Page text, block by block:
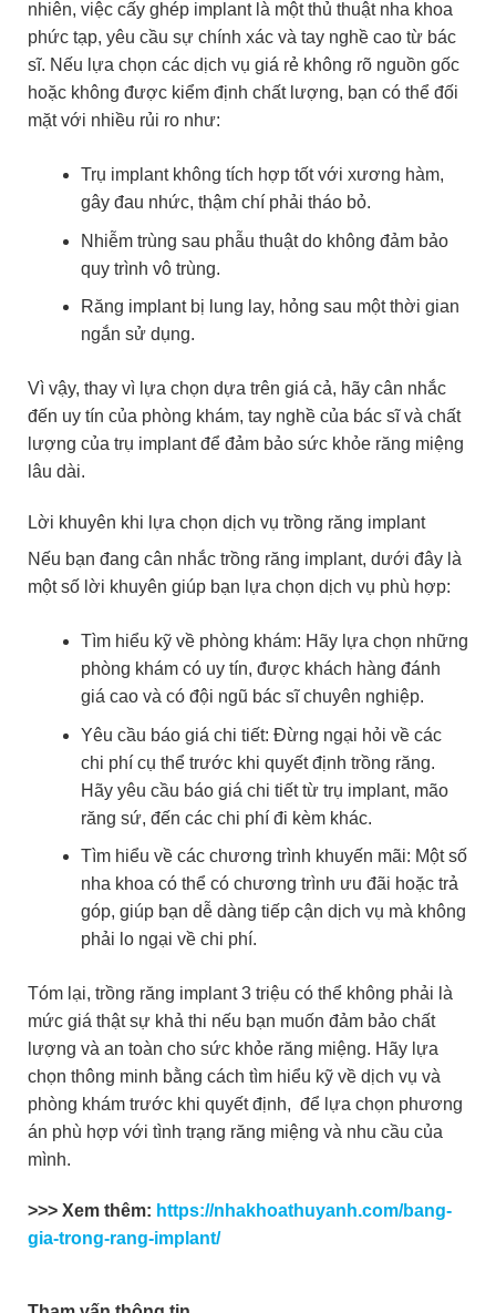
nhiên, việc cấy ghép implant là một thủ thuật nha khoa
phức tạp, yêu cầu sự chính xác và tay nghề cao từ bác
sĩ. Nếu lựa chọn các dịch vụ giá rẻ không rõ nguồn gốc
hoặc không được kiểm định chất lượng, bạn có thể đối
mặt với nhiều rủi ro như:
Trụ implant không tích hợp tốt với xương hàm,
gây đau nhức, thậm chí phải tháo bỏ.
Nhiễm trùng sau phẫu thuật do không đảm bảo
quy trình vô trùng.
Răng implant bị lung lay, hỏng sau một thời gian
ngắn sử dụng.
Vì vậy, thay vì lựa chọn dựa trên giá cả, hãy cân nhắc
đến uy tín của phòng khám, tay nghề của bác sĩ và chất
lượng của trụ implant để đảm bảo sức khỏe răng miệng
lâu dài.
Lời khuyên khi lựa chọn dịch vụ trồng răng implant
Nếu bạn đang cân nhắc trồng răng implant, dưới đây là
một số lời khuyên giúp bạn lựa chọn dịch vụ phù hợp:
Tìm hiểu kỹ về phòng khám: Hãy lựa chọn những
phòng khám có uy tín, được khách hàng đánh
giá cao và có đội ngũ bác sĩ chuyên nghiệp.
Yêu cầu báo giá chi tiết: Đừng ngại hỏi về các
chi phí cụ thể trước khi quyết định trồng răng.
Hãy yêu cầu báo giá chi tiết từ trụ implant, mão
răng sứ, đến các chi phí đi kèm khác.
Tìm hiểu về các chương trình khuyến mãi: Một số
nha khoa có thể có chương trình ưu đãi hoặc trả
góp, giúp bạn dễ dàng tiếp cận dịch vụ mà không
phải lo ngại về chi phí.
Tóm lại, trồng răng implant 3 triệu có thể không phải là
mức giá thật sự khả thi nếu bạn muốn đảm bảo chất
lượng và an toàn cho sức khỏe răng miệng. Hãy lựa
chọn thông minh bằng cách tìm hiểu kỹ về dịch vụ và
phòng khám trước khi quyết định, để lựa chọn phương
án phù hợp với tình trạng răng miệng và nhu cầu của
mình.
>>> Xem thêm: https://nhakhoathuyanh.com/bang-
gia-trong-rang-implant/